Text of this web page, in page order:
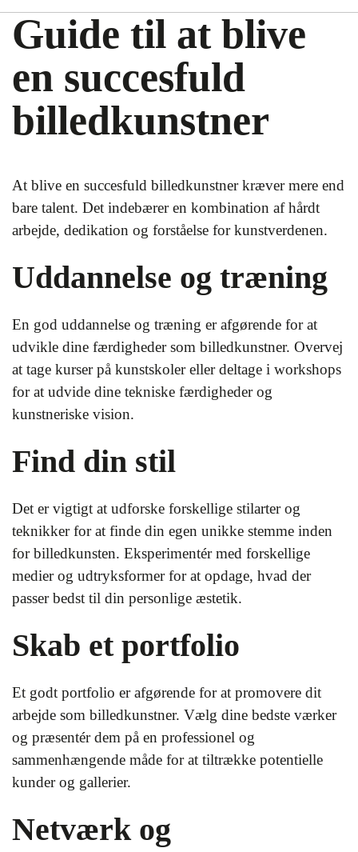
Guide til at blive
en succesfuld
billedkunstner
At blive en succesfuld billedkunstner kræver mere end
bare talent. Det indebærer en kombination af hårdt
arbejde, dedikation og forståelse for kunstverdenen.
Uddannelse og træning
En god uddannelse og træning er afgørende for at
udvikle dine færdigheder som billedkunstner. Overvej
at tage kurser på kunstskoler eller deltage i workshops
for at udvide dine tekniske færdigheder og
kunstneriske vision.
Find din stil
Det er vigtigt at udforske forskellige stilarter og
teknikker for at finde din egen unikke stemme inden
for billedkunsten. Eksperimentér med forskellige
medier og udtryksformer for at opdage, hvad der
passer bedst til din personlige æstetik.
Skab et portfolio
Et godt portfolio er afgørende for at promovere dit
arbejde som billedkunstner. Vælg dine bedste værker
og præsentér dem på en professionel og
sammenhængende måde for at tiltrække potentielle
kunder og gallerier.
Netværk og